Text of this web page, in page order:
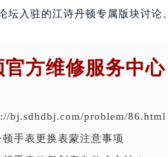
坛入驻的江诗丹顿专属版块讨论
方维修服务中心
bj.sdhdbj.com/problem/86.html
顿手表更换表蒙注意事项